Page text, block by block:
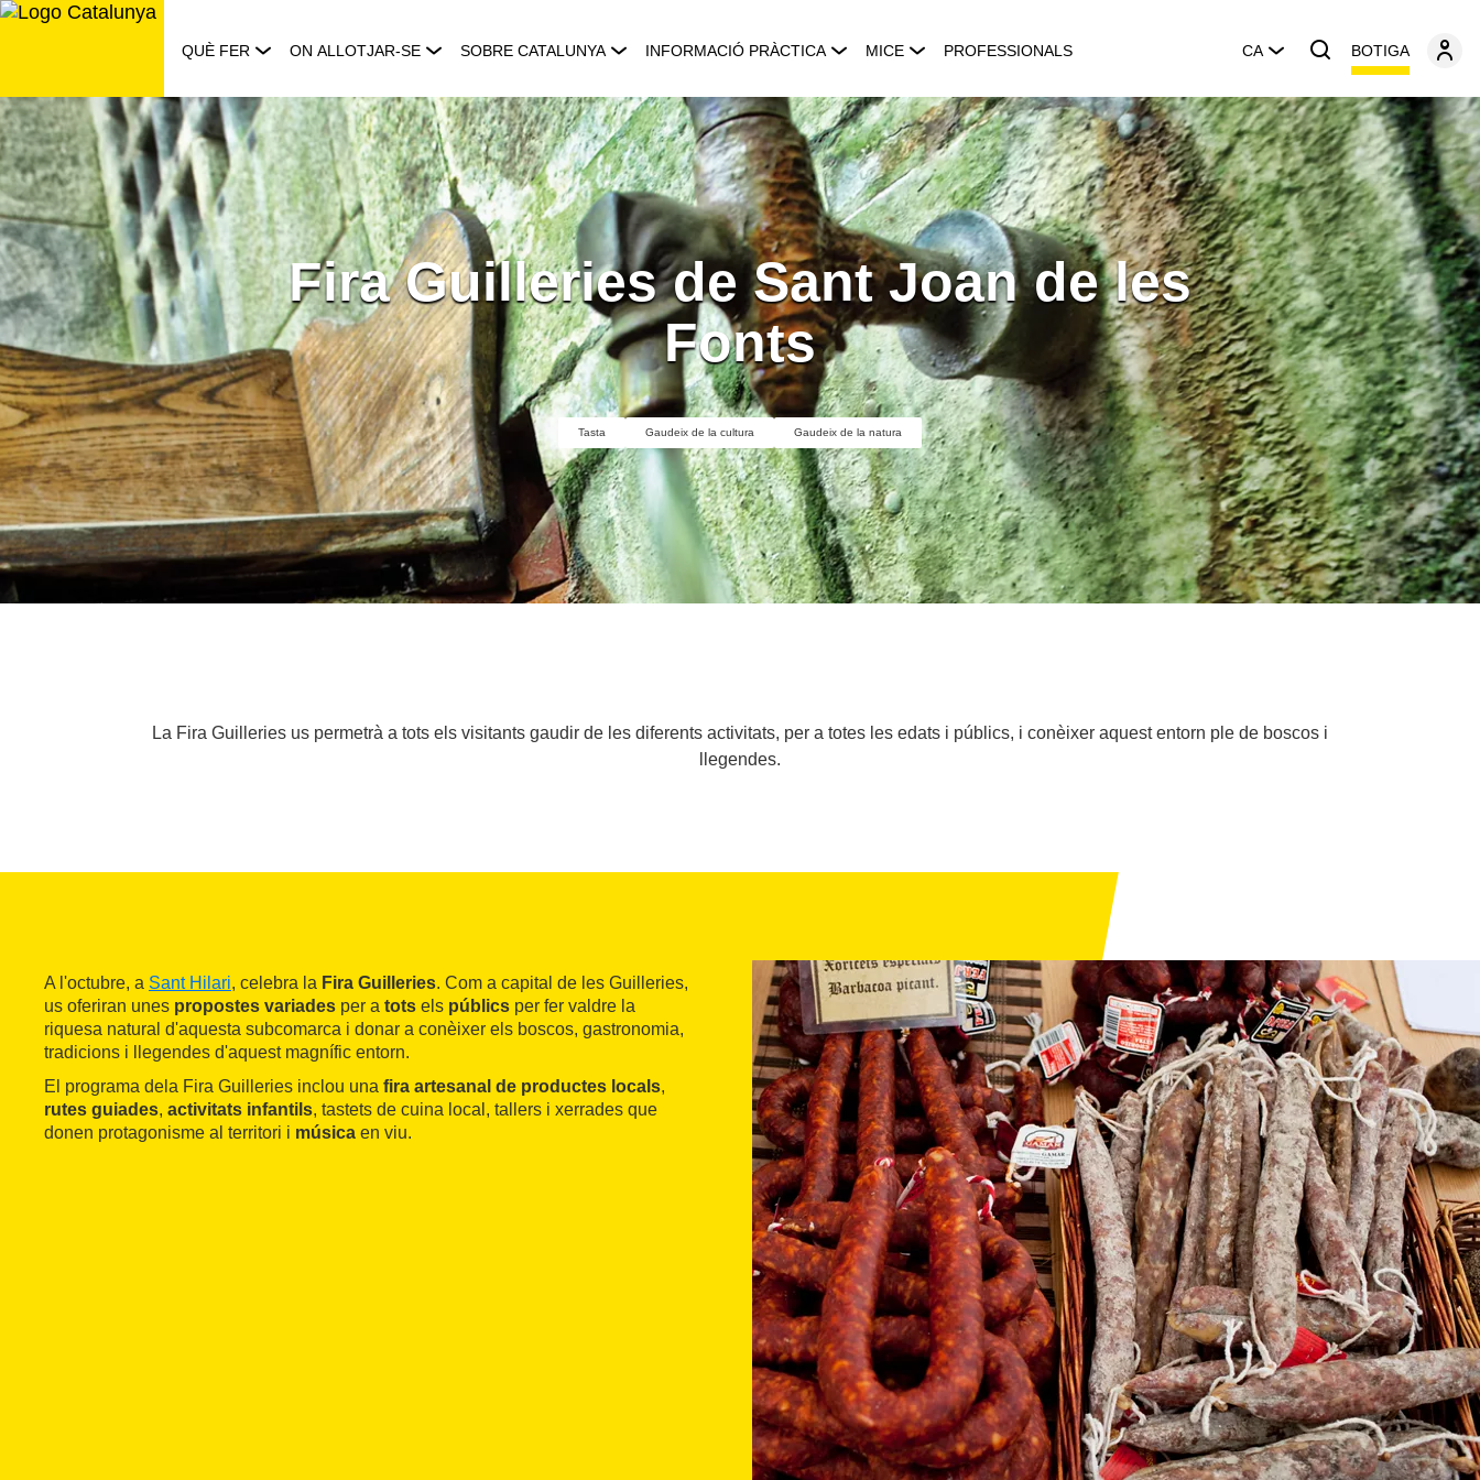
Saltar
QUÈ FER ON ALLOTJAR-SE SOBRE CATALUNYA INFORMACIÓ PRÀCTICA MICE PROFESSIONALS CA BOTIGA
Fira Guilleries de Sant Joan de les
Fonts
Tasta Gaudeix de la cultura Gaudeix de la natura
La Fira Guilleries us permetrà a tots els visitants gaudir de les diferents activitats, per a totes les edats i públics, i conèixer aquest entorn ple de boscos i
llegendes.
A l'octubre, a Sant Hilari, celebra la Fira Guilleries. Com a capital de les Guilleries,
us oferiran unes propostes variades per a tots els públics per fer valdre la
riquesa natural d'aquesta subcomarca i donar a conèixer els boscos, gastronomia,
tradicions i llegendes d'aquest magnífic entorn.
El programa dela Fira Guilleries inclou una fira artesanal de productes locals,
rutes guiades, activitats infantils, tastets de cuina local, tallers i xerrades que
donen protagonisme al territori i música en viu.